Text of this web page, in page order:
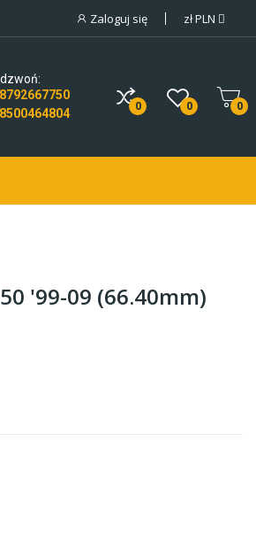
Zaloguj się złPLN
0 0 0
'99-09 (66.40mm)